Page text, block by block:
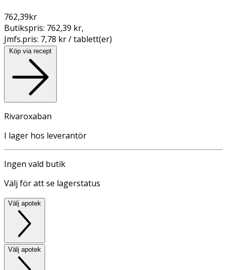
762,39kr
Butikspris: 762,39 kr,
Jmfs.pris: 7,78 kr / tablett(er)
Köp via recept
Rivaroxaban
I lager hos leverantör
Ingen vald butik
Välj för att se lagerstatus
Välj apotek
Välj apotek